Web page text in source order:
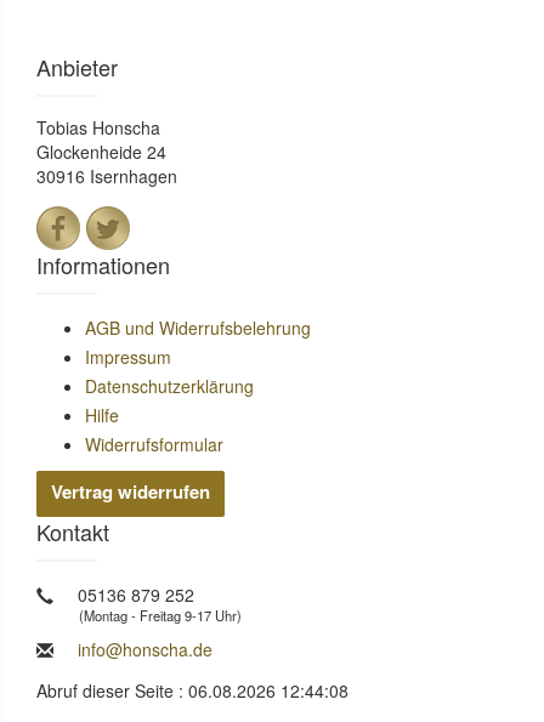
Anbieter
Tobias Honscha
Glockenheide 24
30916 Isernhagen
Informationen
AGB und Widerrufsbelehrung
Impressum
Datenschutzerklärung
Hilfe
Widerrufsformular
Vertrag widerrufen
Kontakt
05136 879 252
(Montag - Freitag 9-17 Uhr)
info@honscha.de
Abruf dieser Seite : 06.08.2026 12:44:08